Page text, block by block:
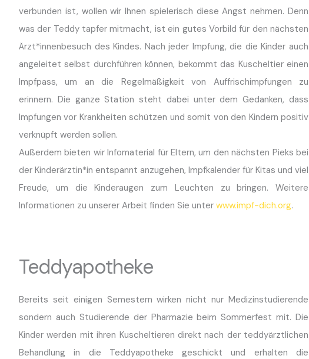
verbunden ist, wollen wir Ihnen spielerisch diese Angst nehmen. Denn
was der Teddy tapfer mitmacht, ist ein gutes Vorbild für den nächsten
Ärzt*innenbesuch des Kindes. Nach jeder Impfung, die die Kinder auch
angeleitet selbst durchführen können, bekommt das Kuscheltier einen
Impfpass, um an die Regelmäßigkeit von Auffrischimpfungen zu
erinnern. Die ganze Station steht dabei unter dem Gedanken, dass
Impfungen vor Krankheiten schützen und somit von den Kindern positiv
verknüpft werden sollen.
Außerdem bieten wir Infomaterial für Eltern, um den nächsten Pieks bei
der Kinderärztin*in entspannt anzugehen, Impfkalender für Kitas und viel
Freude, um die Kinderaugen zum Leuchten zu bringen. Weitere
Informationen zu unserer Arbeit finden Sie unter www.impf-dich.org.
Teddyapotheke
Bereits seit einigen Semestern wirken nicht nur Medizinstudierende
sondern auch Studierende der Pharmazie beim Sommerfest mit. Die
Kinder werden mit ihren Kuscheltieren direkt nach der teddyärztlichen
Behandlung in die Teddyapotheke geschickt und erhalten die